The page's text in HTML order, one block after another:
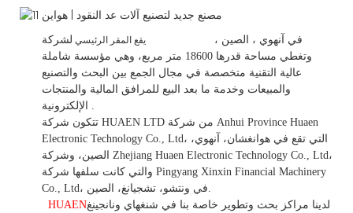
يقع المقر الرئيسي في آنهوي ، الصين ،
وتغطي مساحة قدرها 18600 متر مربع، وهي
مؤسسة شاملة
عالية التقنية متخصصة في مجال الجمع بين البحث والتصنيع
والمبيعات وخدمة ما بعد البيع للمرافق المالية والمنتجات
تتكون شركة HUAEN LTD من شركة Anhui Province Huaen
Electronic Technology Co., Ltd، التي تقع في هوانغشان، آنهوي،
الصين، وشركة Zhejiang Huaen Electronic Technology Co., Ltd،
والتي كانت سلفها شركة Pingyang Xinxin Financial Machinery
HUAENلدينا مراكز بحث وتطوير خاصة بنا في شنغهاي ونانجينغ